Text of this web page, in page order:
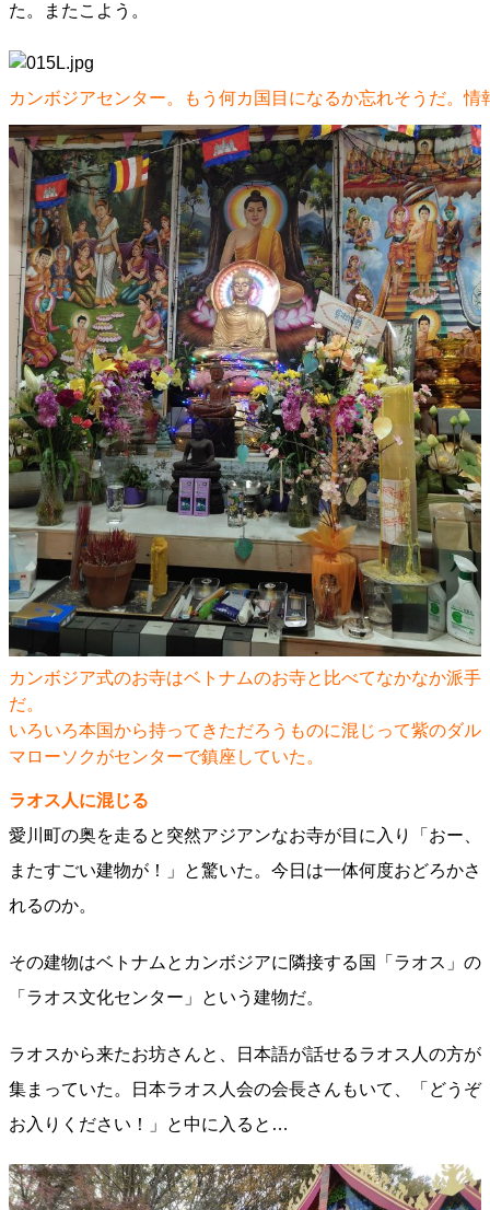
た。またこよう。
カンボジアセンター。もう何カ国目になるか忘れそうだ。情
カンボジア式のお寺はベトナムのお寺と比べてなかなか派手
だ。
いろいろ本国から持ってきただろうものに混じって紫のダル
マローソクがセンターで鎮座していた。
ラオス人に混じる
愛川町の奥を走ると突然アジアンなお寺が目に入り「おー、
またすごい建物が！」と驚いた。今日は一体何度おどろかさ
れるのか。
その建物はベトナムとカンボジアに隣接する国「ラオス」の
「ラオス文化センター」という建物だ。
ラオスから来たお坊さんと、日本語が話せるラオス人の方が
集まっていた。日本ラオス人会の会長さんもいて、「どうぞ
お入りください！」と中に入ると…